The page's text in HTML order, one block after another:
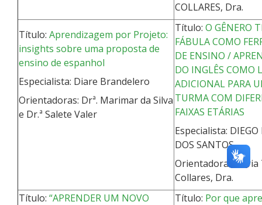
COLLARES, Dra.
Título: Aprendizagem por Projeto:
insights sobre uma proposta de
ensino de espanhol
Especialista: Diare Brandelero
Orientadoras: Drª. Marimar da Silva
e Dr.ª Salete Valer
Título: O GÊNERO
FÁBULA COMO
DE ENSINO /
DO INGLÊS COMO
ADICIONAL PARA
TURMA COM
FAIXAS ETÁRIAS
Especialista: DIEGO
DOS SANTOS
Orientadora: Maria
Collares, Dra.
Título: “APRENDER UM NOVO
Título: Por que